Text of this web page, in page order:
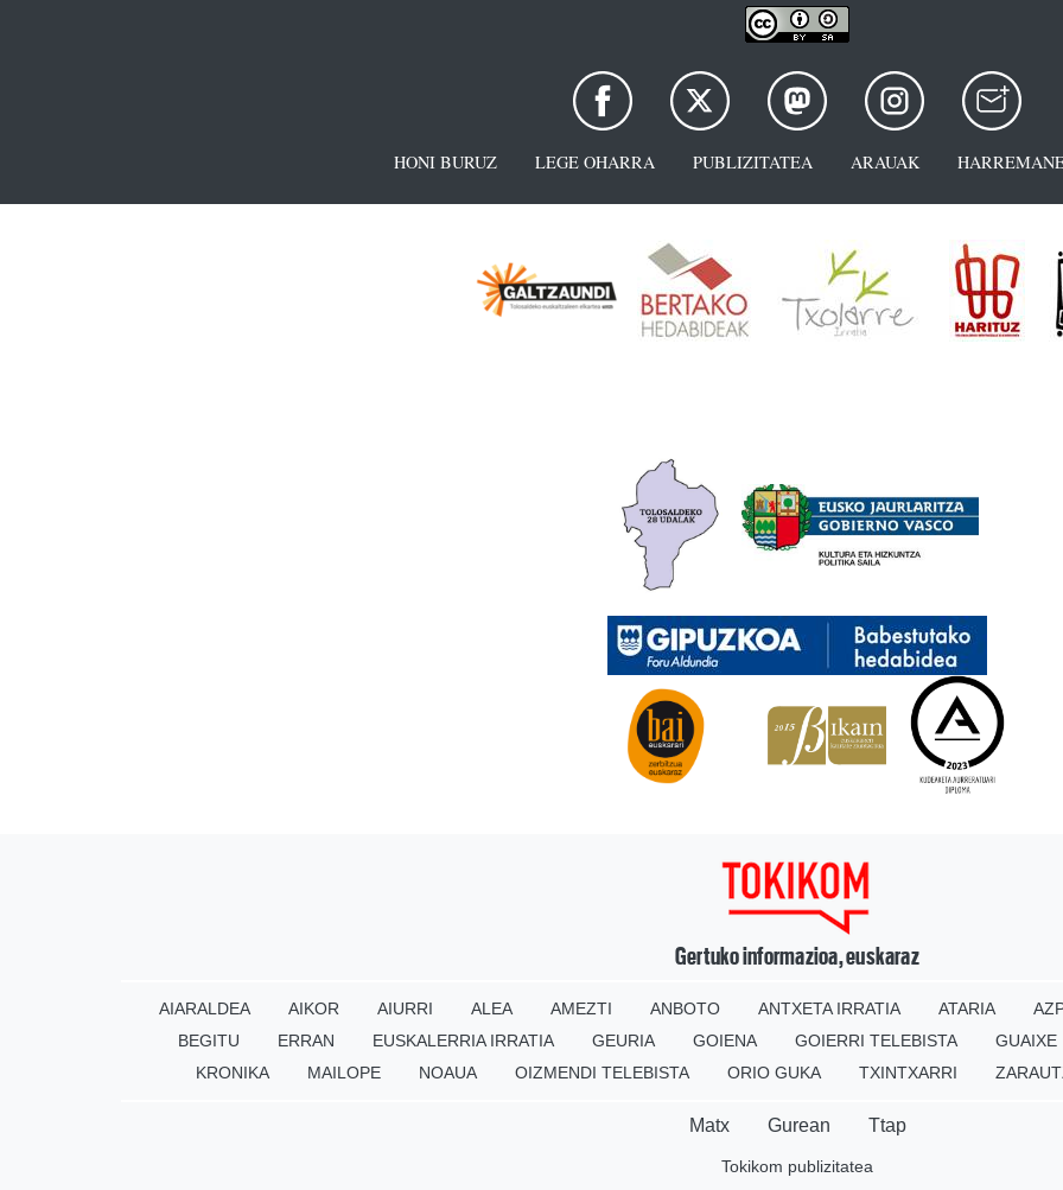
HONI BURUZ LEGE OHARRA PUBLIZITATEA ARAUAK
Gertuko informazioa, euskaraz
AIARALDEA AIKOR AIURRI ALEA AMEZTI ANBOTO ANTXETA IRRATIA ATARIA
BEGITU
ERRAN EUSKALERRIA IRRATIA GEURIA GOIENA GOIERRI TELEBISTA
GUAIXE
KRONIKA
MAILOPE NOAUA OIZMENDI TELEBISTA ORIO GUKA TXINTXARRI
Matx Gurean Ttap
Tokikom publizitatea